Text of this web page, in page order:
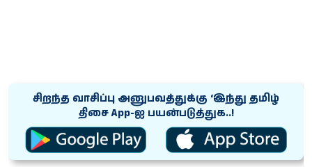
சிறந்த வாசிப்பு அனுபவத்துக்கு ‘இந்து தமிழ்
திசை App-ஐ பயன்படுத்துக..!